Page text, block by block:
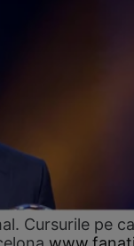
Cursurile pe